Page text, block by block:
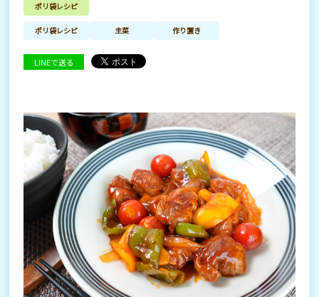
ポリ袋レシピ
ポリ袋レシピ 主菜 作り置き
LINEで送る